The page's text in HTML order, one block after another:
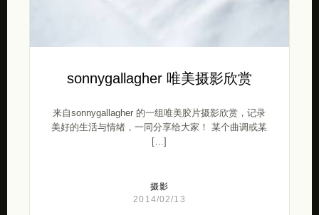
sonnygallagher 唯美摄影欣赏
来自sonnygallagher 的一组唯美胶片摄影欣赏，记录
美好的生活与情绪，一同分享给大家！ 某个曲调或某
[…]
摄影
2014/02/13